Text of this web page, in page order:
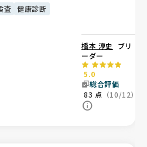
査
健康診断
橋本 淳史
ブリ
ーダー
5.0
総合評価
83 点 （10/12）